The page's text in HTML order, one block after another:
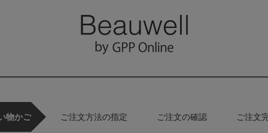
物かご ご注文方法の指定 ご注文の確認 ご注文